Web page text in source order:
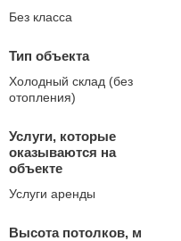
Без класса
Тип объекта
Холодный склад (без
отопления)
Услуги, которые
оказываются на
объекте
Услуги аренды
Высота потолков, м